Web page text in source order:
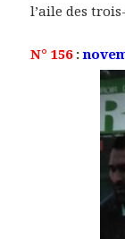
l’aile des
N° 156: